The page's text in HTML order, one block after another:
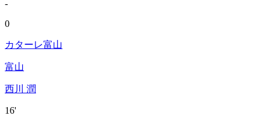
-
0
カターレ富山
富山
西川 潤
16'